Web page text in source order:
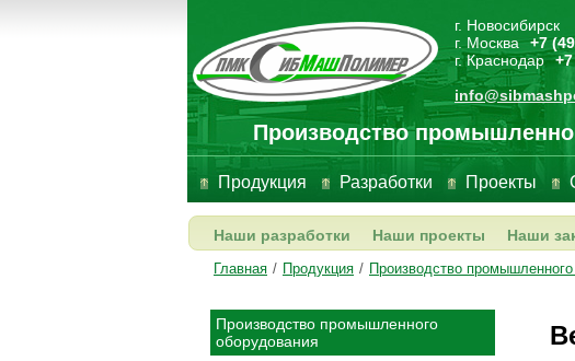
г. Новосибирск
г. Москва
+7
г. Краснодар
Производство
Продукция Разработки Проекты
Наши разработки Наши проекты Наши
Главная / Продукция / Производство
Производство промышленного
оборудования